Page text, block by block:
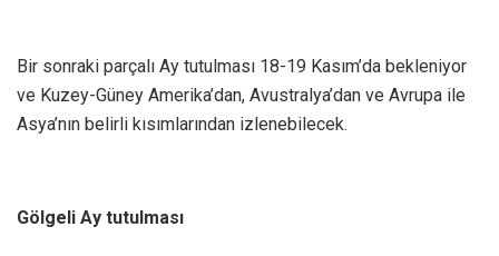
Bir sonraki parçalı Ay tutulması 18-19 Kasım’da bekleniyor
ve Kuzey-Güney Amerika’dan, Avustralya’dan ve Avrupa ile
Asya’nın belirli kısımlarından izlenebilecek.
Gölgeli Ay tutulması